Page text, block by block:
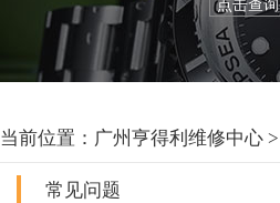
点击查询
当前位置： 广州亨得利维修中心 >
常见问题